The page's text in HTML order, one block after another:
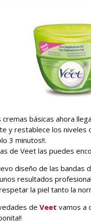
cremas básicas ahora
y restablece los niveles
3 minutos!!.
de Veet las puedes
diseño de las bandas
resultados
la piel tanto la
de Veet vamos a